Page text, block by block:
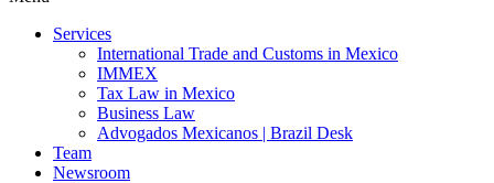
Services
International Trade and Customs in Mexico
IMMEX
Tax Law in Mexico
Business Law
Advogados Mexicanos | Brazil Desk
Team
Newsroom